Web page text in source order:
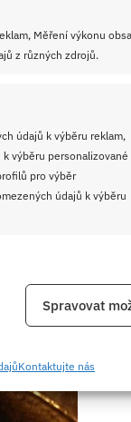
Měření výkonu
z různých zdrojů.
údajů k výběru reklam,
výběru personalizované
pro výběr
údajů k výběru
zařízení na
Spravovat
Kontaktujte nás